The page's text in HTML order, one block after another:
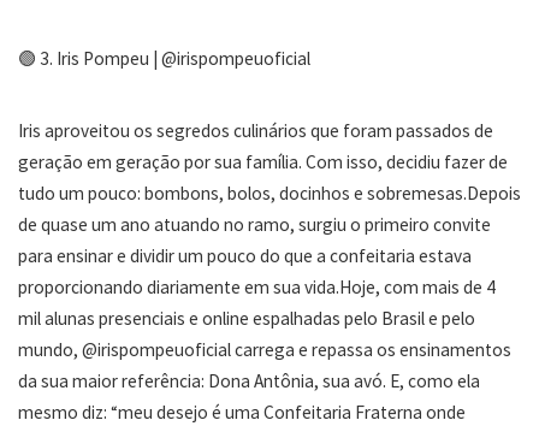
🟢 3. Iris Pompeu | @irispompeuoficial
Iris aproveitou os segredos culinários que foram passados de
geração em geração por sua família. Com isso, decidiu fazer de
tudo um pouco: bombons, bolos, docinhos e sobremesas.Depois
de quase um ano atuando no ramo, surgiu o primeiro convite
para ensinar e dividir um pouco do que a confeitaria estava
proporcionando diariamente em sua vida.Hoje, com mais de 4
mil alunas presenciais e online espalhadas pelo Brasil e pelo
mundo, @irispompeuoficial carrega e repassa os ensinamentos
da sua maior referência: Dona Antônia, sua avó. E, como ela
mesmo diz: “meu desejo é uma Confeitaria Fraterna onde